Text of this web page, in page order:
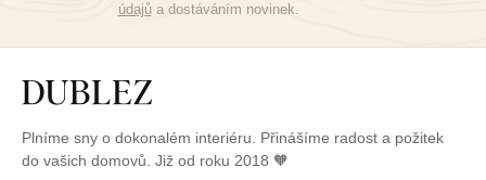
údajůa dostáváním novinek.
Plníme sny o dokonalém interiéru. Přinášíme radost a požitek
do vašich domovů. Již od roku 2018 🧡